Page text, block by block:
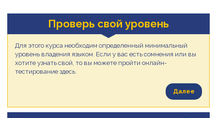
Проверь свой уровень
Для этого курса необходим определенный минимальный
уровень владения языком. Если у вас есть сомнения или вы
хотите узнать свой, то вы можете пройти онлайн-
тестирование здесь.
Далее